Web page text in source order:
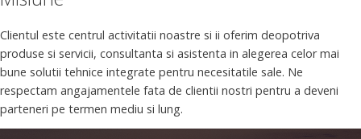
Clientul este centrul activitatii noastre si ii oferim deopotriva
produse si servicii, consultanta si asistenta in alegerea celor mai
bune solutii tehnice integrate pentru necesitatile sale. Ne
respectam angajamentele fata de clientii nostri pentru a deveni
parteneri pe termen mediu si lung.